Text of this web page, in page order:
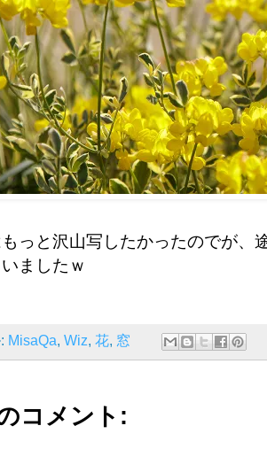
っと沢山写したかったのでが、
ましたｗ
MisaQa, Wiz, 花, 窓
コメント: